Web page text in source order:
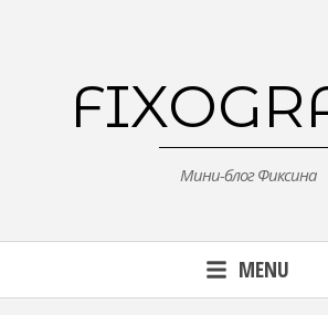
Мини-блог Фиксина
MENU